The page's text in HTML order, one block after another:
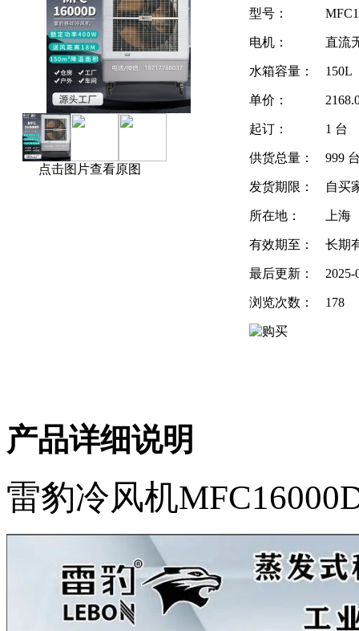
点击图片查看原图
型号：
电机： 直流
水箱容量： 150L
单价：
起订： 1 台
供货总量： 999
发货期限： 自买
所在地： 上海
有效期至： 长期
最后更新： 2025-
浏览次数： 178
产品详细说明
雷豹冷风机